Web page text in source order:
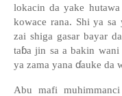
lokacin da yake
kowace rana. Shi ya sa
zai shiga gasar bayar
taɓa jin sa a bakin wani
ya zama yana ɗauke da
Abu mafi